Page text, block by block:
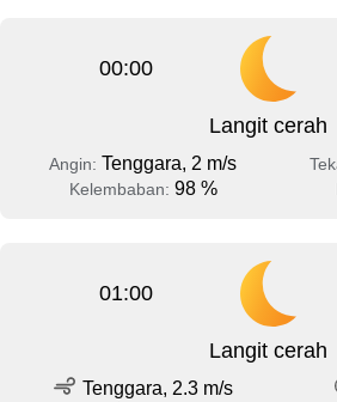
00:00
Langit cerah
Angin: Tenggara, 2 m/s
Kelembaban: 98 %
01:00
Langit cerah
Tenggara, 2.3 m/s